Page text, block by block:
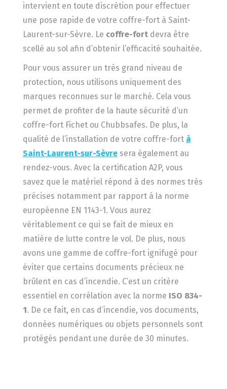
intervient en toute discrétion pour effectuer
une pose rapide de votre coffre-fort à Saint-
Laurent-sur-Sèvre. Le coffre-fortdevra être
scellé au sol afin d’obtenir l’efficacité souhaitée.
Pour vous assurer un très grand niveau de
protection, nous utilisons uniquement des
marques reconnues sur le marché. Cela vous
permet de profiter de la haute sécurité d’un
coffre-fort Fichet ou Chubbsafes. De plus, la
qualité de l’installation de votre coffre-fort à
Saint-Laurent-sur-Sèvre sera également au
rendez-vous. Avec la certification A2P, vous
savez que le matériel répond à des normes très
précises notamment par rapport à la norme
européenne EN 1143-1. Vous aurez
véritablement ce qui se fait de mieux en
matière de lutte contre le vol. De plus, nous
avons une gamme de coffre-fort ignifugé pour
éviter que certains documents précieux ne
brûlent en cas d’incendie. C’est un critère
essentiel en corrélation avec la norme ISO 834-
1. De ce fait, en cas d’incendie, vos documents,
données numériques ou objets personnels sont
protégés pendant une durée de 30 minutes.